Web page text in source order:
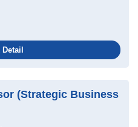
(Strategic Business